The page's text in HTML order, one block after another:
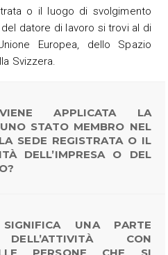
o il luogo di svolgimento
del datore di lavoro si trovi al di
Europea, dello Spazio
Svizzera.
APPLICATA LA
STATO MEMBRO NEL
SEDE REGISTRATA O IL
DELL’IMPRESA O DEL
UNA PARTE
DELL’ATTIVITÀ CON
PERSONE CHE SI